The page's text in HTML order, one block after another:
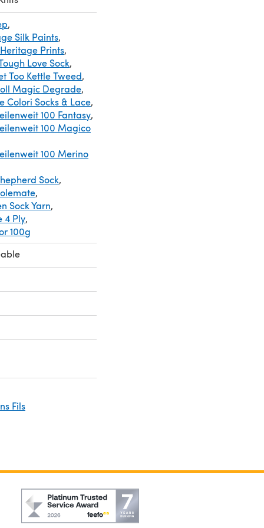
,
Silk Paints,
Prints,
Love Sock,
Too Kettle Tweed,
Magic Degrade,
Colori Socks & Lace,
100 Fantasy,
100 Magico
100 Merino
Sock,
,
Sock Yarn,
4 Ply,
100g
Fils